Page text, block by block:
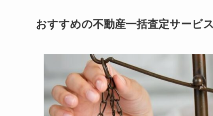
おすすめの不動産一括査定サービ